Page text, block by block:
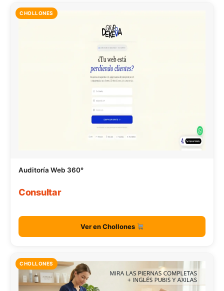
CHOLLONES
Auditoría Web 360°
Consultar
Ver en Chollones
CHOLLONES